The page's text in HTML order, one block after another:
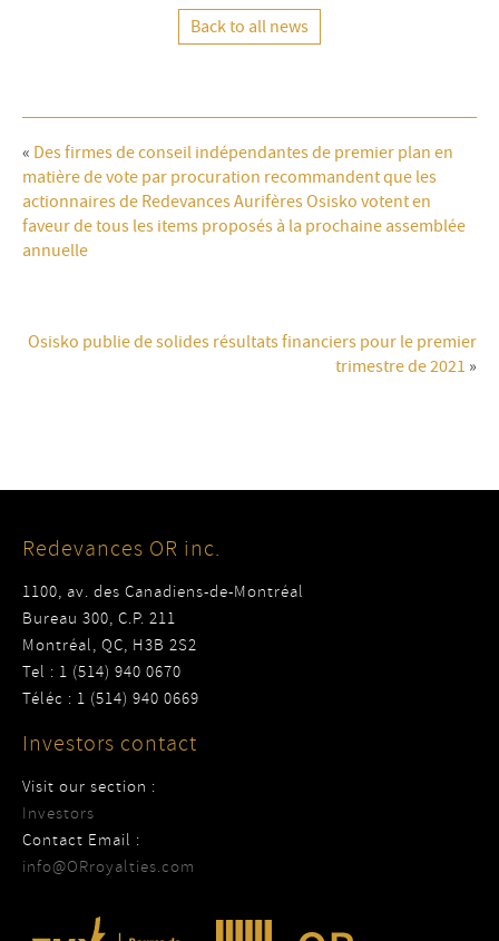
Back to all news
« Des firmes de conseil indépendantes de premier plan en
matière de vote par procuration recommandent que les
actionnaires de Redevances Aurifères Osisko votent en
faveur de tous les items proposés à la prochaine assemblée
annuelle
Osisko publie de solides résultats financiers pour le premier
trimestre de 2021 »
Redevances OR inc.
1100, av. des Canadiens-de-Montréal
Bureau 300, C.P. 211
Montréal, QC, H3B 2S2
Tel : 1 (514) 940 0670
Téléc : 1 (514) 940 0669
Investors contact
Visit our section :
Investors
Contact Email :
info@ORroyalties.com